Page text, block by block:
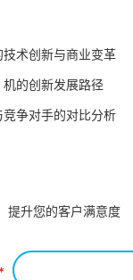
术创新与商业变革
的创新发展路径
争对手的对比分析
提升您的客户满意度
*